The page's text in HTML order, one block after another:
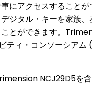
にアクセスすること
ジタル・キーを家族
とができます。
ティ・コンソーシアム
NCJ29D5を